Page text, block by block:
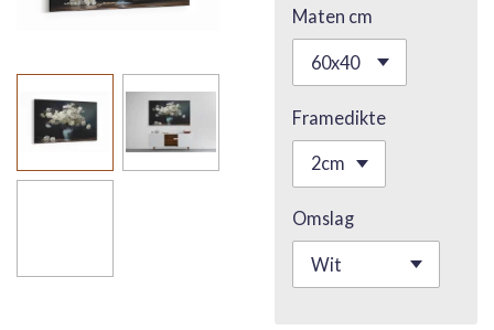
Maten cm
Framedikte
Omslag